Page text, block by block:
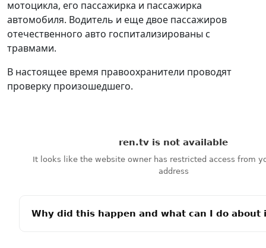
мотоцикла, его пассажирка и пассажирка
автомобиля. Водитель и еще двое пассажиров
отечественного авто госпитализированы с
травмами.
В настоящее время правоохранители проводят
проверку произошедшего.